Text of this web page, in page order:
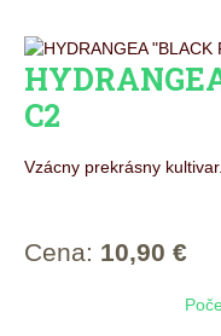
C2
Vzácny prekrásny kultivar.
Cena: 10,90 €